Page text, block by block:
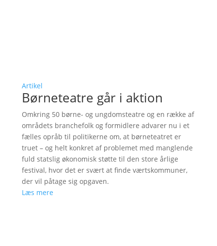
Artikel
Børneteatre går i aktion
Omkring 50 børne- og ungdomsteatre og en række af
områdets branchefolk og formidlere advarer nu i et
fælles opråb til politikerne om, at børneteatret er
truet – og helt konkret af problemet med manglende
fuld statslig økonomisk støtte til den store årlige
festival, hvor det er svært at finde værtskommuner,
der vil påtage sig opgaven.
Læs mere